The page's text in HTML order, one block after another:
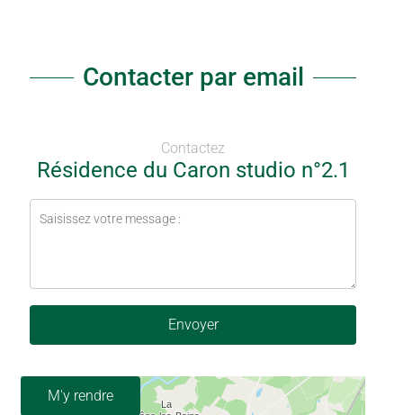
Contacter par email
Contactez
Résidence du Caron studio n°2.1
Envoyer
M'y rendre